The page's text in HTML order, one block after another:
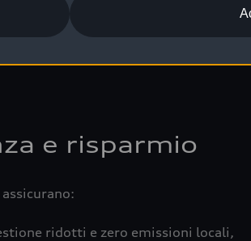
l’usato garantito tramite Audi
fino a 4 anni per una maggiore
e risparmio
ridotti e zero emissioni locali,